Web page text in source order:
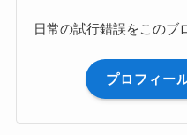
日常の試行錯誤をこのブ
プロフィー